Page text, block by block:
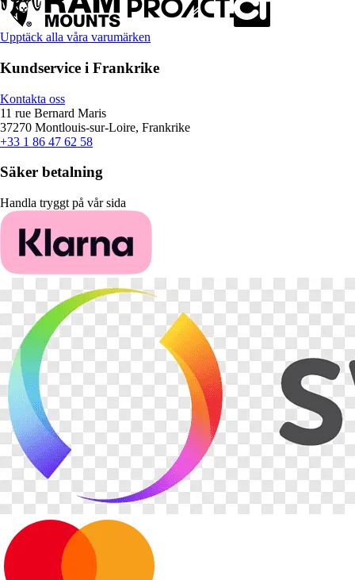
Upptäck alla våra varumärken
Kundservice i Frankrike
Kontakta oss
11 rue Bernard Maris
37270 Montlouis-sur-Loire, Frankrike
+33 1 86 47 62 58
Säker betalning
Handla tryggt på vår sida